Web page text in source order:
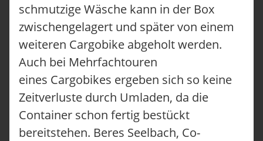
schmutzige Wäsche kann in der Box
zwischengelagert und später von einem
weiteren Cargobike abgeholt werden.
Auch bei Mehrfachtouren
eines Cargobikes ergeben sich so keine
Zeitverluste durch Umladen, da die
Container schon fertig bestückt
bereitstehen. Beres Seelbach, Co-